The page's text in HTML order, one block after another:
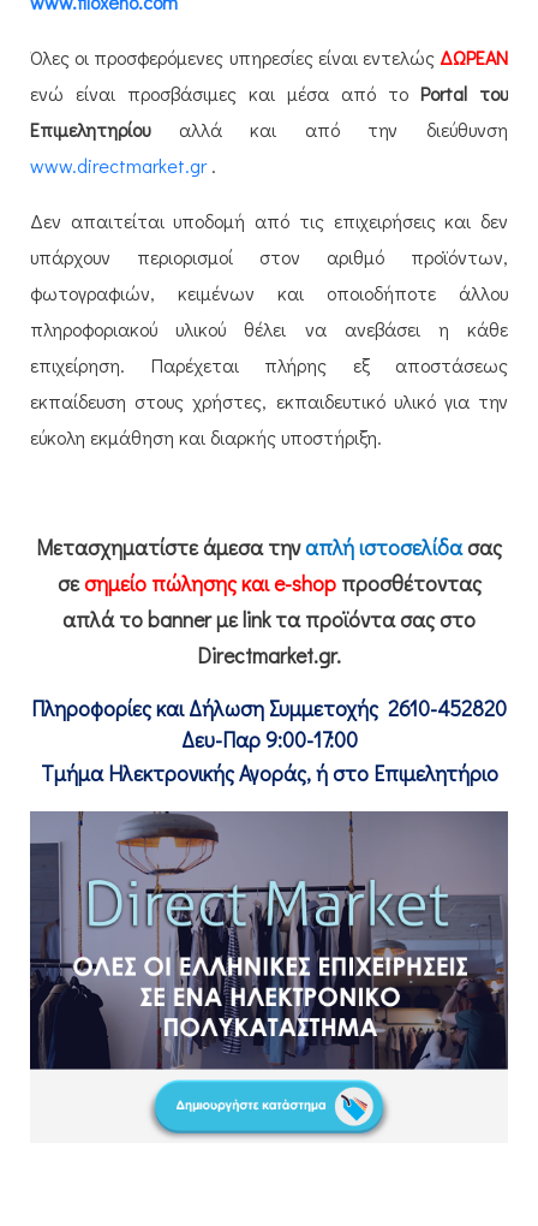
Όλες οι προσφερόμενες υπηρεσίες είναι εντελώς ΔΩΡΕΑΝ
ενώ είναι προσβάσιμες και μέσα από το Portal του
Eπιμελητηρίουαλλά και από την διεύθυνση
www.directmarket.gr.
Δεν απαιτείται υποδομή από τις επιχειρήσεις και δεν
υπάρχουν περιορισμοί στον αριθμό προϊόντων,
φωτογραφιών, κειμένων και οποιοδήποτε άλλου
πληροφοριακού υλικού θέλει να ανεβάσει η κάθε
επιχείρηση. Παρέχεται πλήρης εξ αποστάσεως
εκπαίδευση στους χρήστες, εκπαιδευτικό υλικό για την
εύκολη εκμάθηση και διαρκής υποστήριξη.
Μετασχηματίστε άμεσα τηναπλή ιστοσελίδασας
σεσημείο πώλησης και e-shopπροσθέτοντας
απλά το banner με link τα προϊόντα σας στο
Directmarket.gr.
Πληροφορίες και Δήλωση Συμμετοχής 2610-452820
Δευ-Παρ 9:00-17:00
Τμήμα Ηλεκτρονικής Αγοράς, ή στο Επιμελητήριο